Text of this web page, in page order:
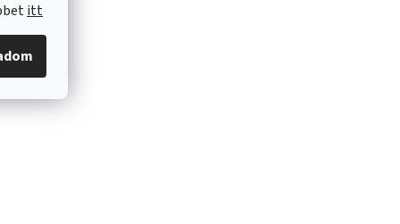
itt